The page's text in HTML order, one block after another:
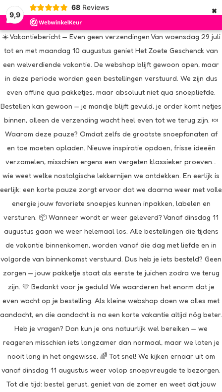
9,9
68 Reviews ×
☀️ Vakantiebericht — Even geen verzendingen Van woensdag 29 juli
tot en met maandag 10 augustus geniet Het Zoete Geschenck van
een welverdiende vakantie. De webshop blijft gewoon open, maar
in deze periode worden geen bestellingen verstuurd. We zijn dus
even offline qua pakketjes, maar absoluut niet qua snoepliefde.
Bestellen kan gewoon — je mandje blijft gevuld, je order komt netjes
binnen, alleen de verzending wacht heel even tot we terug zijn. 🍬
Waarom deze pauze? Omdat zelfs de grootste snoepfanaten af
en toe moeten opladen. Nieuwe inspiratie opdoen, frisse ideeën
verzamelen, misschien ergens een vergeten klassieker proeven…
wie weet welke nostalgische lekkernijen we ontdekken. En eerlijk is
eerlijk: een korte pauze zorgt ervoor dat we daarna weer met volle
energie jouw favoriete snoepjes kunnen inpakken, labelen en
versturen. 📦 Wanneer wordt er weer geleverd? Vanaf dinsdag 11
augustus gaan we weer helemaal los. Alle bestellingen die tijdens
de vakantie binnenkomen, worden vanaf die dag met liefde en in
volgorde van binnenkomst verstuurd. Dus heb je iets besteld? Geen
zorgen — jouw pakketje staat als eerste te juichen zodra we terug
zijn. 💛 Bedankt voor je geduld We waarderen het enorm dat je
even wacht op je bestelling. Als kleine webshop doen we alles met
aandacht, en die aandacht is na een korte vakantie altijd nóg beter.
Heb je vragen? Dan kun je ons natuurlijk wel bereiken — we
reageren misschien iets langzamer dan normaal, maar we laten je
nooit lang in het ongewisse. 🌈 Tot snel! We kijken ernaar uit om
vanaf dinsdag 11 augustus weer volop snoepvreugde te bezorgen.
Tot die tijd: bestel gerust, geniet van de zomer en weet dat jouw